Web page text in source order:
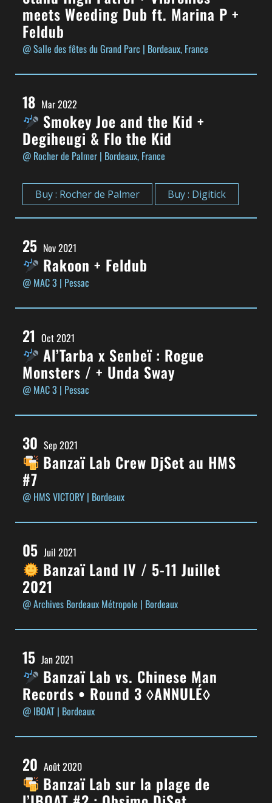
meets Weeding Dub ft. Marina P +
Feldub
@ Salle des fêtes du Grand Parc | Bordeaux, France
18 Mar 2022
Smokey Joe and the Kid +
Degiheugi & Flo the Kid
@ Rocher de Palmer | Bordeaux, France
Buy : Rocher de Palmer Buy : Digitick
25 Nov 2021
Rakoon + Feldub
@ MAC 3 | Pessac
21 Oct 2021
Al’Tarba x Senbeï : Rogue
Monsters / + Unda Sway
@ MAC 3 | Pessac
30 Sep 2021
Banzaï Lab Crew DjSet au HMS
#7
@ HMS VICTORY | Bordeaux
05 Juil 2021
Banzaï Land IV / 5-11 Juillet
2021
@ Archives Bordeaux Métropole | Bordeaux
15 Jan 2021
Banzaï Lab vs. Chinese Man
Records • Round 3 ◊ANNULÉ◊
@ IBOAT | Bordeaux
20 Août 2020
Banzaï Lab sur la plage de